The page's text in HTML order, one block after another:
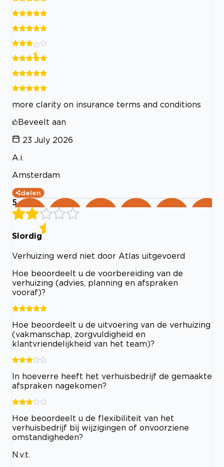
more clarity on insurance terms and conditions
Beveelt aan
23 July 2026
A.i.
Amsterdam
delen
5
Slordig
Verhuizing werd niet door Atlas uitgevoerd
Hoe beoordeelt u de voorbereiding van de
verhuizing (advies, planning en afspraken
vooraf)?
Hoe beoordeelt u de uitvoering van de verhuizing
(vakmanschap, zorgvuldigheid en
klantvriendelijkheid van het team)?
In hoeverre heeft het verhuisbedrijf de gemaakte
afspraken nagekomen?
Hoe beoordeelt u de flexibiliteit van het
verhuisbedrijf bij wijzigingen of onvoorziene
omstandigheden?
N.v.t.